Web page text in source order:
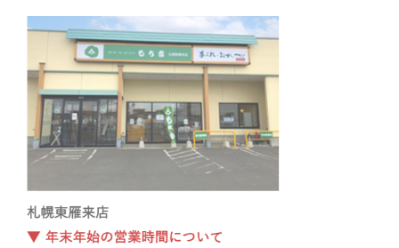
華蔵寺公園の桜(花祭り)2026の屋台
(出店)は?ライトアップ・駐車場も!
は?ライトアップや駐車場情報も!